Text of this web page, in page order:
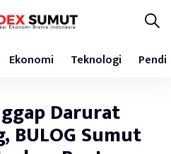
Ekonomi Teknologi
Darurat
BULOG Sumut